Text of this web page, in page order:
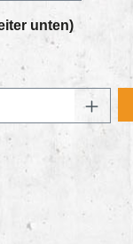
siehe weiter unten)